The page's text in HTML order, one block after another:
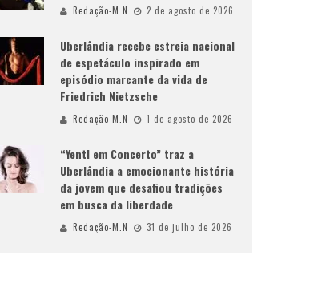
Redação-M.N 2 de agosto de 2026
Uberlândia recebe estreia nacional
de espetáculo inspirado em
episódio marcante da vida de
Friedrich Nietzsche
Redação-M.N 1 de agosto de 2026
“Yentl em Concerto” traz a
Uberlândia a emocionante história
da jovem que desafiou tradições
em busca da liberdade
Redação-M.N 31 de julho de 2026